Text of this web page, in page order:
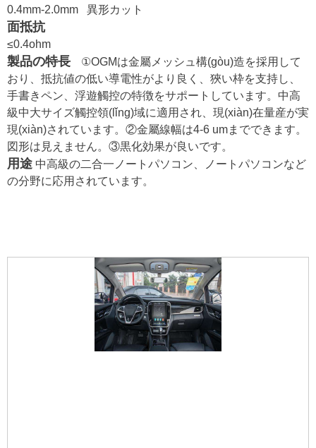
0.4mm-2.0mm 異形カット
面抵抗
≤0.4ohm
製品の特長
①OGMは金屬メッシュ構(gòu)造を採用して
おり、抵抗値の低い導電性がより良く、狹い枠を支持し、
手書きペン、浮遊觸控の特徴をサポートしています。中高
級中大サイズ觸控領(lǐng)域に適用され、現(xiàn)在量産が実
現(xiàn)されています。②金屬線幅は4-6 umまでできます。
図形は見えません。③黒化効果が良いです。
用途 中高級の二合一ノートパソコン、ノートパソコンなど
の分野に応用されています。